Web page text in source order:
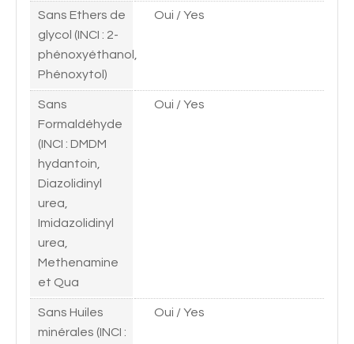
Sans Ethers de
glycol (INCI : 2-
phénoxyéthanol,
Phénoxytol)
Oui / Yes
Sans
Formaldéhyde
(INCI : DMDM
hydantoin,
Diazolidinyl
urea,
Imidazolidinyl
urea,
Methenamine
et Qua
Oui / Yes
Sans Huiles
minérales (INCI :
Oui / Yes